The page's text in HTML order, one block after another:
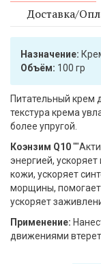
Доставка/
Назначение:
Объём: 100 гр
Питательный крем
текстура крема
более упругой.
Коэнзим Q10
энергией,
кожи, ускоряет
морщины, помогает
ускоряет
Применение:
движениями